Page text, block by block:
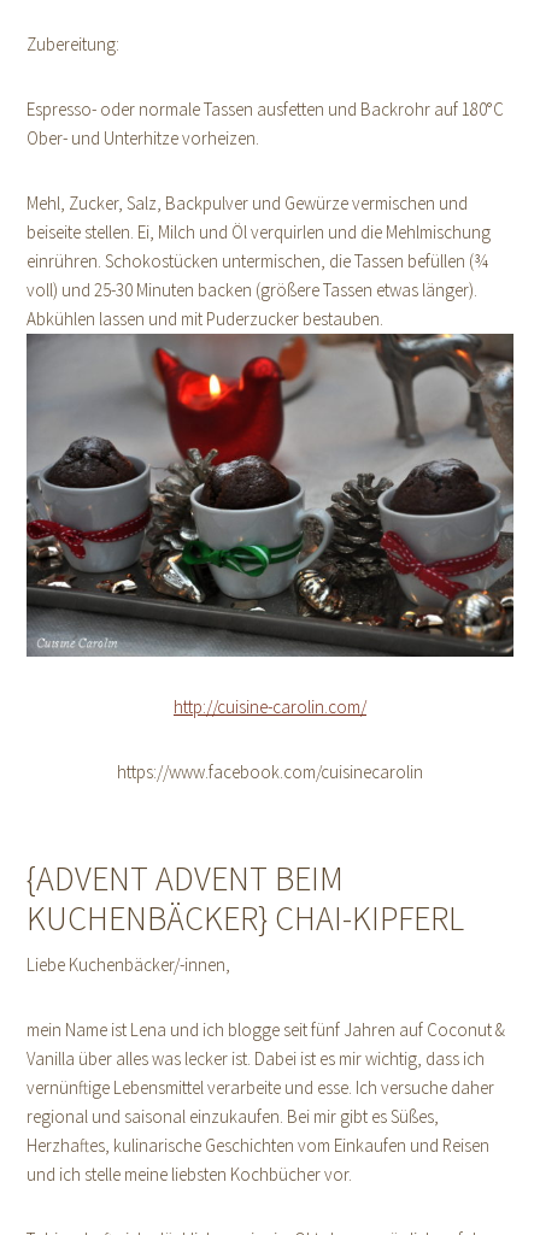
Zubereitung:
Espresso- oder normale Tassen ausfetten und Backrohr auf 180°C
Ober- und Unterhitze vorheizen.
Mehl, Zucker, Salz, Backpulver und Gewürze vermischen und
beiseite stellen. Ei, Milch und Öl verquirlen und die Mehlmischung
einrühren. Schokostücken untermischen, die Tassen befüllen (¾
voll) und 25-30 Minuten backen (größere Tassen etwas länger).
Abkühlen lassen und mit Puderzucker bestauben.
http://cuisine-carolin.com/
https://www.facebook.com/cuisinecarolin
{ADVENT ADVENT BEIM
KUCHENBÄCKER} CHAI-KIPFERL
Liebe Kuchenbäcker/-innen,
mein Name ist Lena und ich blogge seit fünf Jahren auf Coconut &
Vanilla über alles was lecker ist. Dabei ist es mir wichtig, dass ich
vernünftige Lebensmittel verarbeite und esse. Ich versuche daher
regional und saisonal einzukaufen. Bei mir gibt es Süßes,
Herzhaftes, kulinarische Geschichten vom Einkaufen und Reisen
und ich stelle meine liebsten Kochbücher vor.